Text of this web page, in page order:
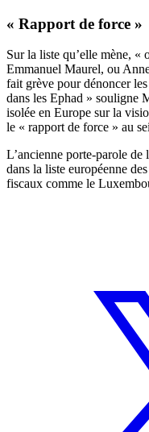
« Rapport de force »
Sur la liste qu’elle mène, «
Emmanuel Maurel, ou
fait grève pour dénoncer
dans les Ephad » souligne
isolée en Europe sur la
le « rapport de force » au
L’ancienne porte-parole
dans la liste européenne
fiscaux comme le